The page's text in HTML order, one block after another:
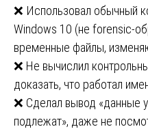
❌ Использовал обычный
Windows 10 (не forensic-
временные файлы,
❌ Не вычислил
доказать, что работал
❌ Сделал вывод «данные
подлежат», даже не